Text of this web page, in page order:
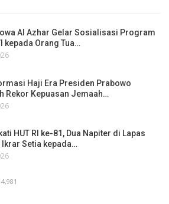
Al Azhar Gelar Sosialisasi Program
kepada Orang Tua…
Haji Era Presiden Prabowo
Rekor Kepuasan Jemaah…
HUT RI ke-81, Dua Napiter di Lapas
Setia kepada…